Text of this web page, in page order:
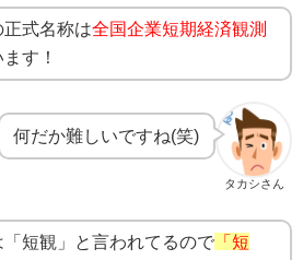
正式名称は全国企業短期経済観測
す！
タカシさん
何だか難しいですね(笑)
短観」と言われてるので「短